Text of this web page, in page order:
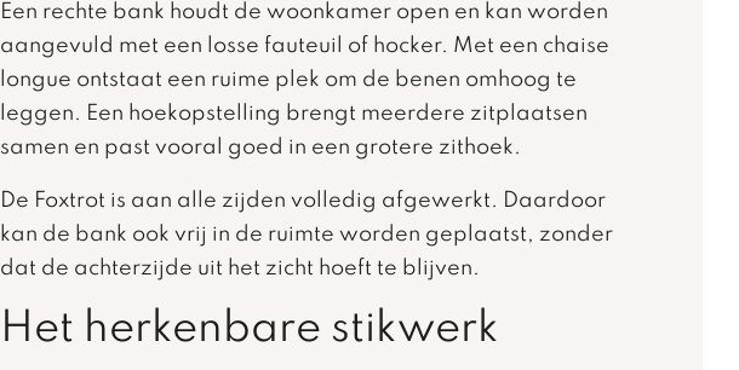
Een rechte bank houdt de woonkamer open en kan worden
aangevuld met een losse fauteuil of hocker. Met een chaise
longue ontstaat een ruime plek om de benen omhoog te
leggen. Een hoekopstelling brengt meerdere zitplaatsen
samen en past vooral goed in een grotere zithoek.
De Foxtrot is aan alle zijden volledig afgewerkt. Daardoor
kan de bank ook vrij in de ruimte worden geplaatst, zonder
dat de achterzijde uit het zicht hoeft te blijven.
Het herkenbare stikwerk